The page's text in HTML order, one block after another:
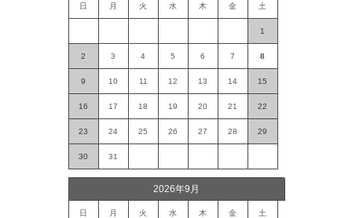
日 月 火 水 木 金 土
1
2 3 4 5 6 7 8
9 10 11 12 13 14 15
16 17 18 19 20 21 22
23 24 25 26 27 28 29
30 31
2026年9月
日 月 火 水 木 金 土